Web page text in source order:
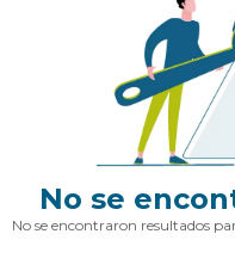
No se
No se encontraron resultados